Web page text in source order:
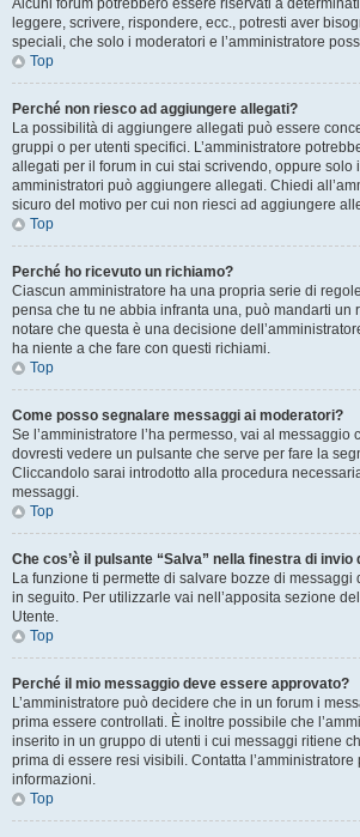
Alcuni forum potrebbero essere riservati a
leggere, scrivere, rispondere, ecc., potresti aver
speciali, che solo i moderatori e l’amministratore
Top
Perché non riesco ad aggiungere allegati?
La possibilità di aggiungere allegati può essere
gruppi o per utenti specifici. L’amministratore
allegati per il forum in cui stai scrivendo, oppure solo
amministratori può aggiungere allegati. Chiedi
sicuro del motivo per cui non riesci ad aggiungere
Top
Perché ho ricevuto un richiamo?
Ciascun amministratore ha una propria serie di
pensa che tu ne abbia infranta una, può mandarti un
notare che questa è una decisione
ha niente a che fare con questi richiami.
Top
Come posso segnalare messaggi ai moderatori?
Se l’amministratore l’ha permesso, vai al messaggio
dovresti vedere un pulsante che serve per fare la
Cliccandolo sarai introdotto alla procedura
messaggi.
Top
Che cos’è il pulsante “Salva” nella finestra di invio
La funzione ti permette di salvare bozze di messaggi
in seguito. Per utilizzarle vai nell’apposita sezione
Utente.
Top
Perché il mio messaggio deve essere approvato?
L’amministratore può decidere che in un forum i
prima essere controllati. È inoltre possibile che
inserito in un gruppo di utenti i cui messaggi ritiene
prima di essere resi visibili. Contatta l’amministratore
informazioni.
Top